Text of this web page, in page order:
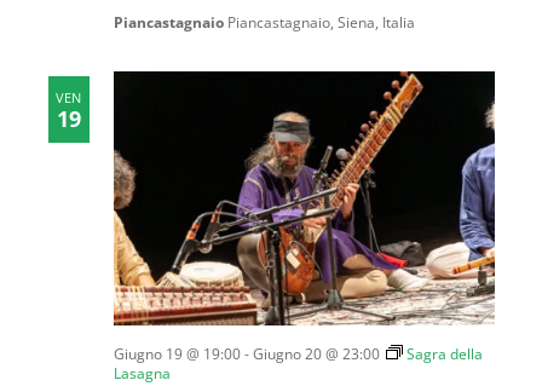
Piancastagnaio Piancastagnaio, Siena, Italia
VEN
19
Giugno 19 @ 19:00-Giugno 20 @ 23:00
Sagra della
Lasagna